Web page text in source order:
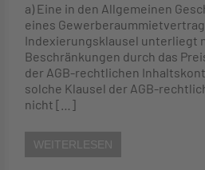
a) Eine in den Allgemeinen
eines
Indexierungsklausel unterliegt
Beschränkungen durch das
der AGB-rechtlichen
solche Klausel der AGB-
nicht […]
WEITERLESEN